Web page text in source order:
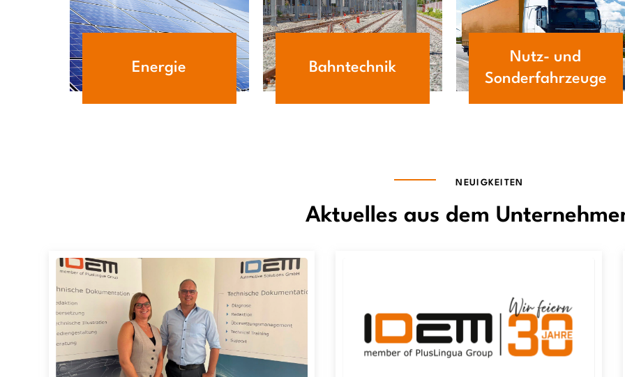
Energie Bahntechnik
Nutz- und
Sonderfahrzeuge
NEUIGKEITEN
Aktuelles aus dem